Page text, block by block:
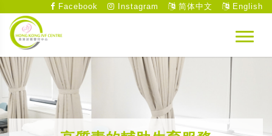
Facebook Instagram 简体中文 English